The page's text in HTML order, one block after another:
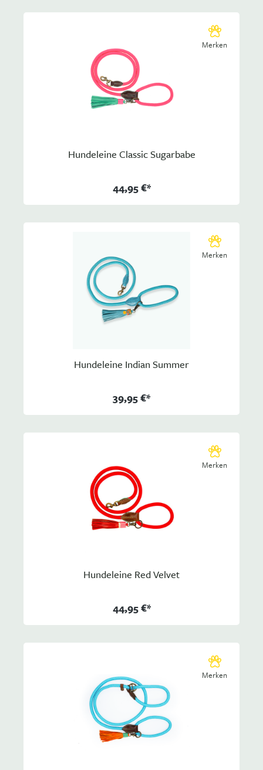
Merken
Hundeleine Classic Sugarbabe
44,95 €*
Merken
Hundeleine Indian Summer
39,95 €*
Merken
Hundeleine Red Velvet
44,95 €*
Merken